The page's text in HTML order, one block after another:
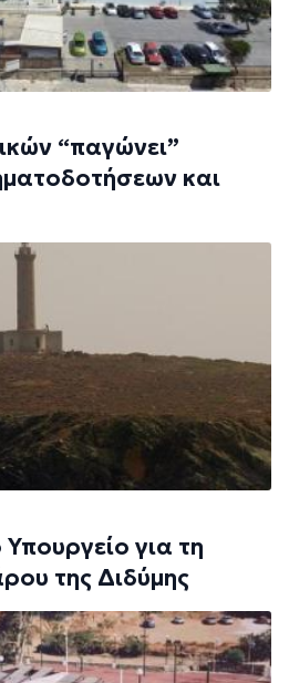
“παγώνει”
και
Υπουργείο για τη
της Διδύμης